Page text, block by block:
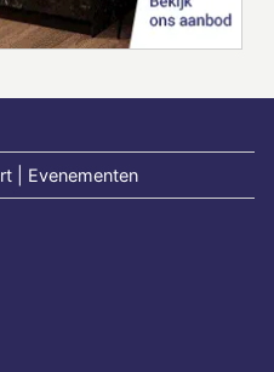
| Evenementen